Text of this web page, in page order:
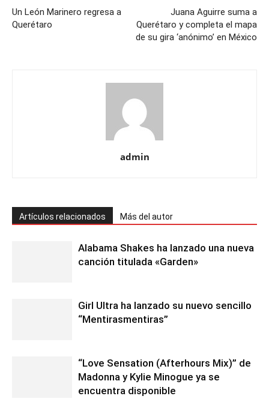
Un León Marinero regresa a
Querétaro
Juana Aguirre suma a
Querétaro y completa el mapa
de su gira ‘anónimo’ en México
admin
Artículos relacionados Más del autor
Alabama Shakes ha lanzado una nueva
canción titulada «Garden»
Girl Ultra ha lanzado su nuevo sencillo
“Mentirasmentiras”
“Love Sensation (Afterhours Mix)” de
Madonna y Kylie Minogue ya se
encuentra disponible